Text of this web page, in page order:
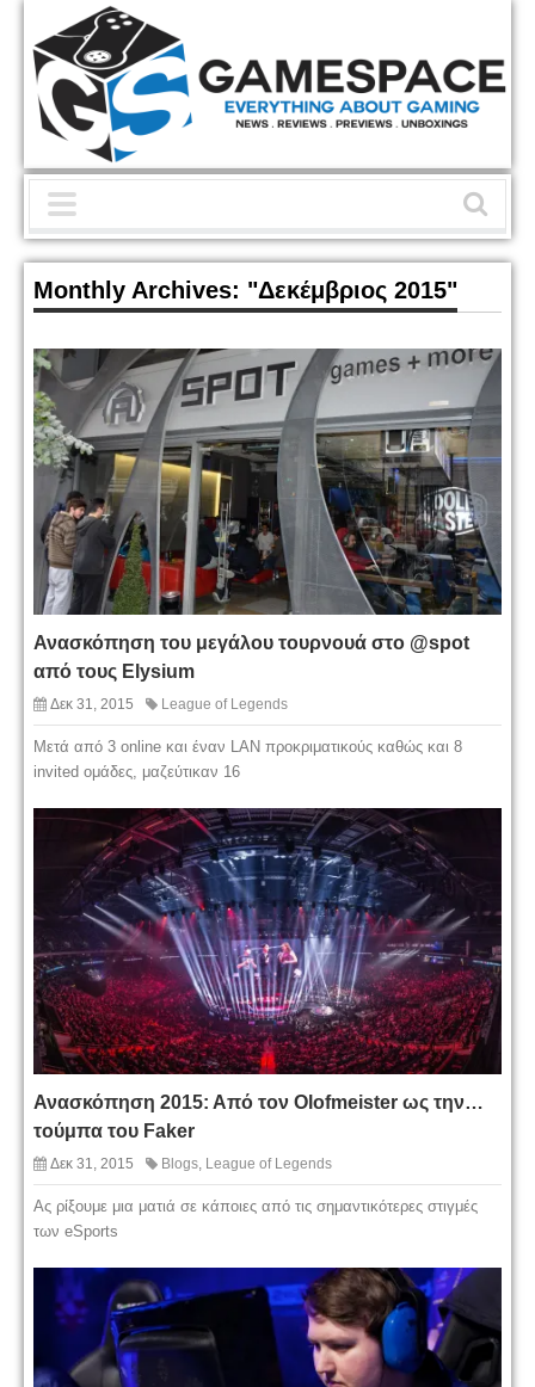
Monthly Archives: "Δεκέμβριος 2015"
Ανασκόπηση του μεγάλου τουρνουά στο @spot
από τους Elysium
Δεκ 31, 2015 League of Legends
Μετά από 3 online και έναν LAN προκριματικούς καθώς και 8
invited ομάδες, μαζεύτικαν 16
Ανασκόπηση 2015: Από τον Olofmeister ως την…
τούμπα του Faker
Δεκ 31, 2015 Blogs League of Legends
Ας ρίξουμε μια ματιά σε κάποιες από τις σημαντικότερες στιγμές
των eSports